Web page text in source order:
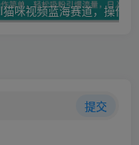
提交